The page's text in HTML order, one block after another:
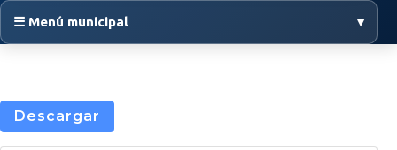
☰ Menú municipal ▾
Descargar